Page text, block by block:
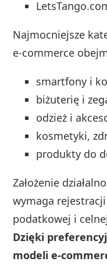
Najmocniejsze
e‑commerce
smartfony i
biżuterię i
odzież i
kosmetyki,
produkty do
Założenie
wymaga
podatkowej i
Dzięki
modeli